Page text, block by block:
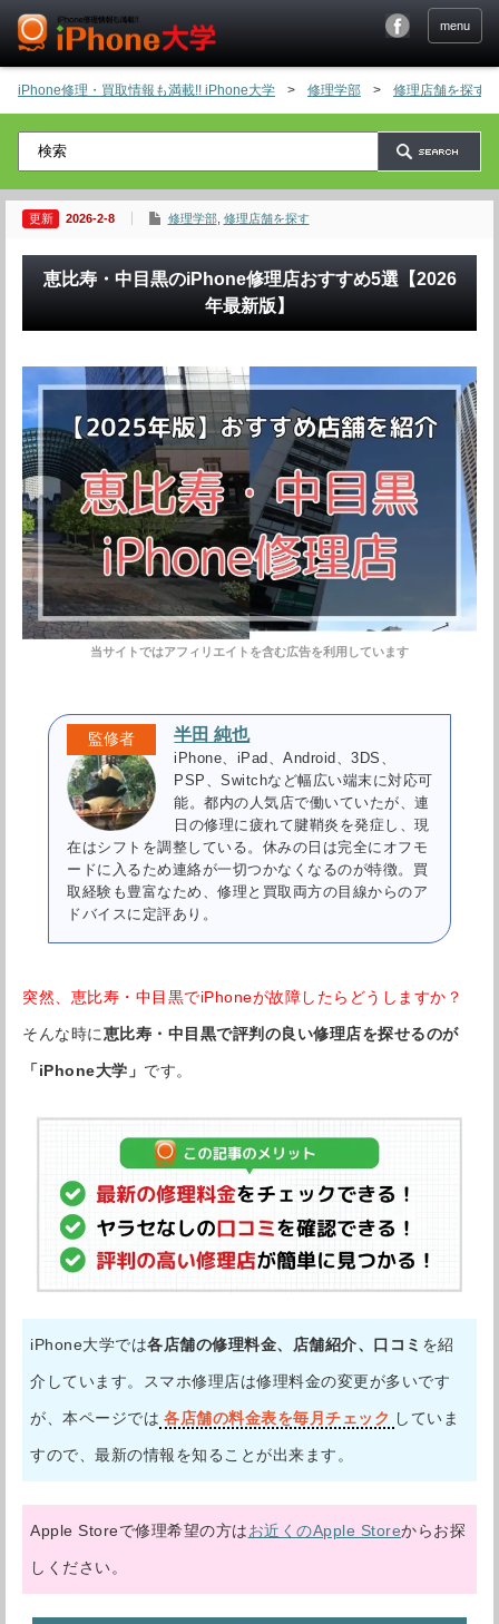
menu
iPhone修理・買取情報も満載!! iPhone大学 > 修理学部 > 修理店舗を探す
2026-2-8 修理学部, 修理店舗を探す
恵比寿・中目黒のiPhone修理店おすすめ5選【2026
年最新版】
半田 純也
iPhone、iPad、Android、3DS、
PSP、Switchなど幅広い端末に対応可
能。都内の人気店で働いていたが、連
日の修理に疲れて腱鞘炎を発症し、現
在はシフトを調整している。休みの日は完全にオフモ
ードに入るため連絡が一切つかなくなるのが特徴。買
取経験も豊富なため、修理と買取両方の目線からのア
ドバイスに定評あり。
突然、恵比寿・中目黒でiPhoneが故障したらどうしますか？
そんな時に恵比寿・中目黒で評判の良い修理店を探せるのが
「iPhone大学」 です。
iPhone大学では各店舗の修理料金、店舗紹介、口コミ を紹
介しています。スマホ修理店は修理料金の変更が多いです
が、本ページでは 各店舗の料金表を毎月チェック していま
すので、最新の情報を知ることが出来ます。
Apple Storeで修理希望の方はお近くのApple Storeからお探
しください。